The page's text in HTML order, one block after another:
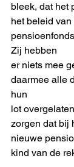
bleek, dat het
het beleid
Zij hebben
er niets mee
daarmee alle
hun
lot
zorgen dat bij
nieuwe
kind van de